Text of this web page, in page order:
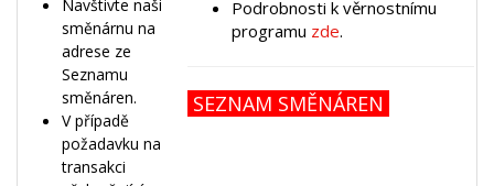
​Navštivte naši
směnárnu na
adrese ze
Seznamu
směnáren.
V případě
požadavku na
transakci
Podrobnosti k věrnostnímu
programu zde.
SEZNAM SMĚNÁREN